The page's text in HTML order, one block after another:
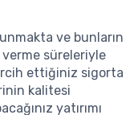
ve bunların
verme süreleriyle
ettiğiniz sigorta
kalitesi
yatırımı